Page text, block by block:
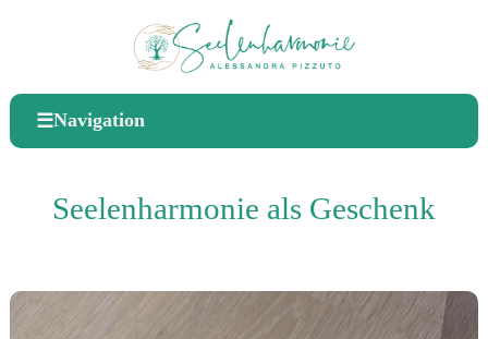
☰Navigation
Seelenharmonie als Geschenk